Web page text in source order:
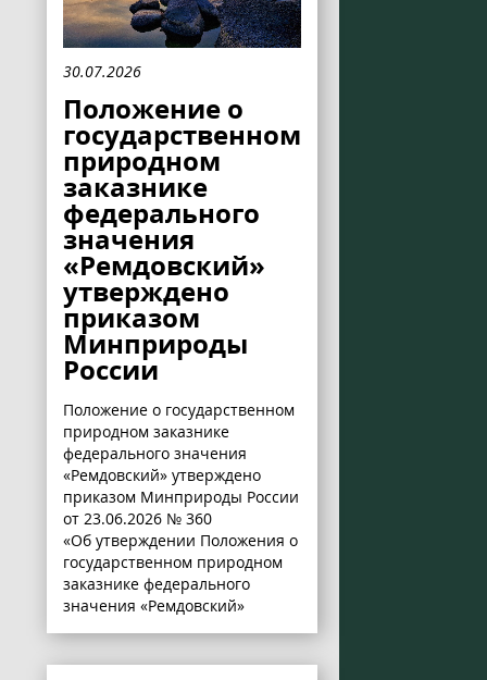
30.07.2026
Положение о
государственном
природном
заказнике
федерального
значения
«Ремдовский»
утверждено
приказом
Минприроды
России
Положение о государственном
природном заказнике
федерального значения
«Ремдовский» утверждено
приказом Минприроды России
от 23.06.2026 № 360
«Об утверждении Положения о
государственном природном
заказнике федерального
значения «Ремдовский»